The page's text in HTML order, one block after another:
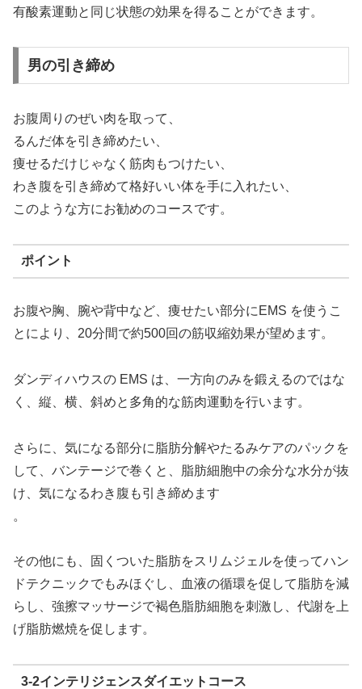
有酸素運動と同じ状態の効果を得ることができます。
男の引き締め
お腹周りのぜい肉を取って、
るんだ体を引き締めたい、
痩せるだけじゃなく筋肉もつけたい、
わき腹を引き締めて格好いい体を手に入れたい、
このような方にお勧めのコースです。
ポイント
お腹や胸、腕や背中など、痩せたい部分にEMS を使うこ
とにより、20分間で約500回の筋収縮効果が望めます。
ダンディハウスの EMS は、一方向のみを鍛えるのではな
く、縦、横、斜めと多角的な筋肉運動を行います。
さらに、気になる部分に脂肪分解やたるみケアのパックを
して、バンテージで巻くと、脂肪細胞中の余分な水分が抜
け、気になるわき腹も引き締めます
。
その他にも、固くついた脂肪をスリムジェルを使ってハン
ドテクニックでもみほぐし、血液の循環を促して脂肪を減
らし、強擦マッサージで褐色脂肪細胞を刺激し、代謝を上
げ脂肪燃焼を促します。
3-2インテリジェンスダイエットコース